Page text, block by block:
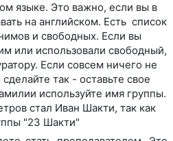
языке. Это важно, если вы в
на английском. Есть список
и свободных. Если вы
или использовали свободный,
Если совсем ничего не
так - оставьте свое
используйте имя группы.
стал Иван Шакти, так как
"23 Шакти"